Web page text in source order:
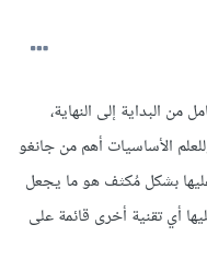
البداية إلى النهاية،
الأساسيات أهم من جانغو
عليها بشكل مُكثف هو ما يجعل
أي تقنية أخرى قائمة على